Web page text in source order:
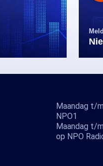
Maandag t/
NPO1
Maandag t/
op NPO